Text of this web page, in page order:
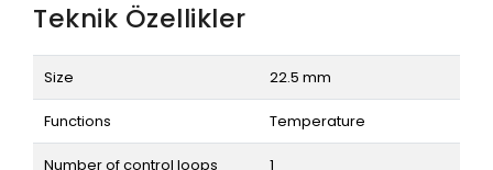
Teknik Özellikler
Size 22.5 mm
Functions Temperature
Number of control loops 1